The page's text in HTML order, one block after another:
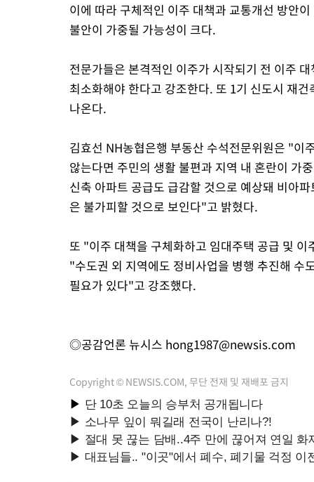
이에 따라 구체적인 이주 대책과 교통개선 방안
불안이 가중될 가능성이 크다.
전문가들은 본격적인 이주가 시작되기 전 이주
최소화해야 한다고 강조한다. 또 1기 신도시 재
나온다.
김효선 NH농협은행 부동산 수석전문위원은 "이
않는다면 주민의 생활 불편과 지역 내 혼란이 가
신축 아파트 공급도 급감할 것으로 예상돼 비아
은 불가피할 것으로 보인다"고 밝혔다.
또 "이주 대책을 구체화하고 임대주택 공급 및
"수도권 외 지역에도 정비사업을 병행 추진해 수
필요가 있다"고 강조했다.
◎공감언론 뉴시스 hong1987@newsis.com
Copyright © NEWSIS.COM, 무단 전재 및 재배포 금지